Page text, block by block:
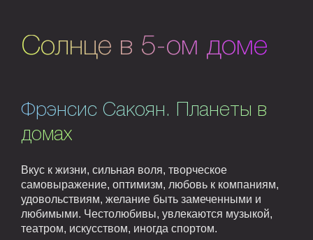
Солнце в 5-ом доме
Фрэнсис Сакоян. Планеты в
домах
Вкус к жизни, сильная воля, творческое
самовыражение, оптимизм, любовь к компаниям,
удовольствиям, желание быть замеченными и
любимыми. Честолюбивы, увлекаются музыкой,
театром, искусством, иногда спортом.